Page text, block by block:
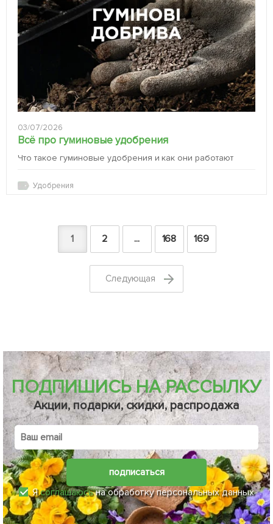
03/07/2026
Всё про гуминовые удобрения
Что такое гуминовые удобрения и как они работают
Удобрения
1 2 ... 168 169
Cледующая
ПОДПИШИСЬ НА РАССЫЛКУ
Акции, подарки, скидки, распродажа
подписаться
Ясоглашаюсьна обработку персональных данных